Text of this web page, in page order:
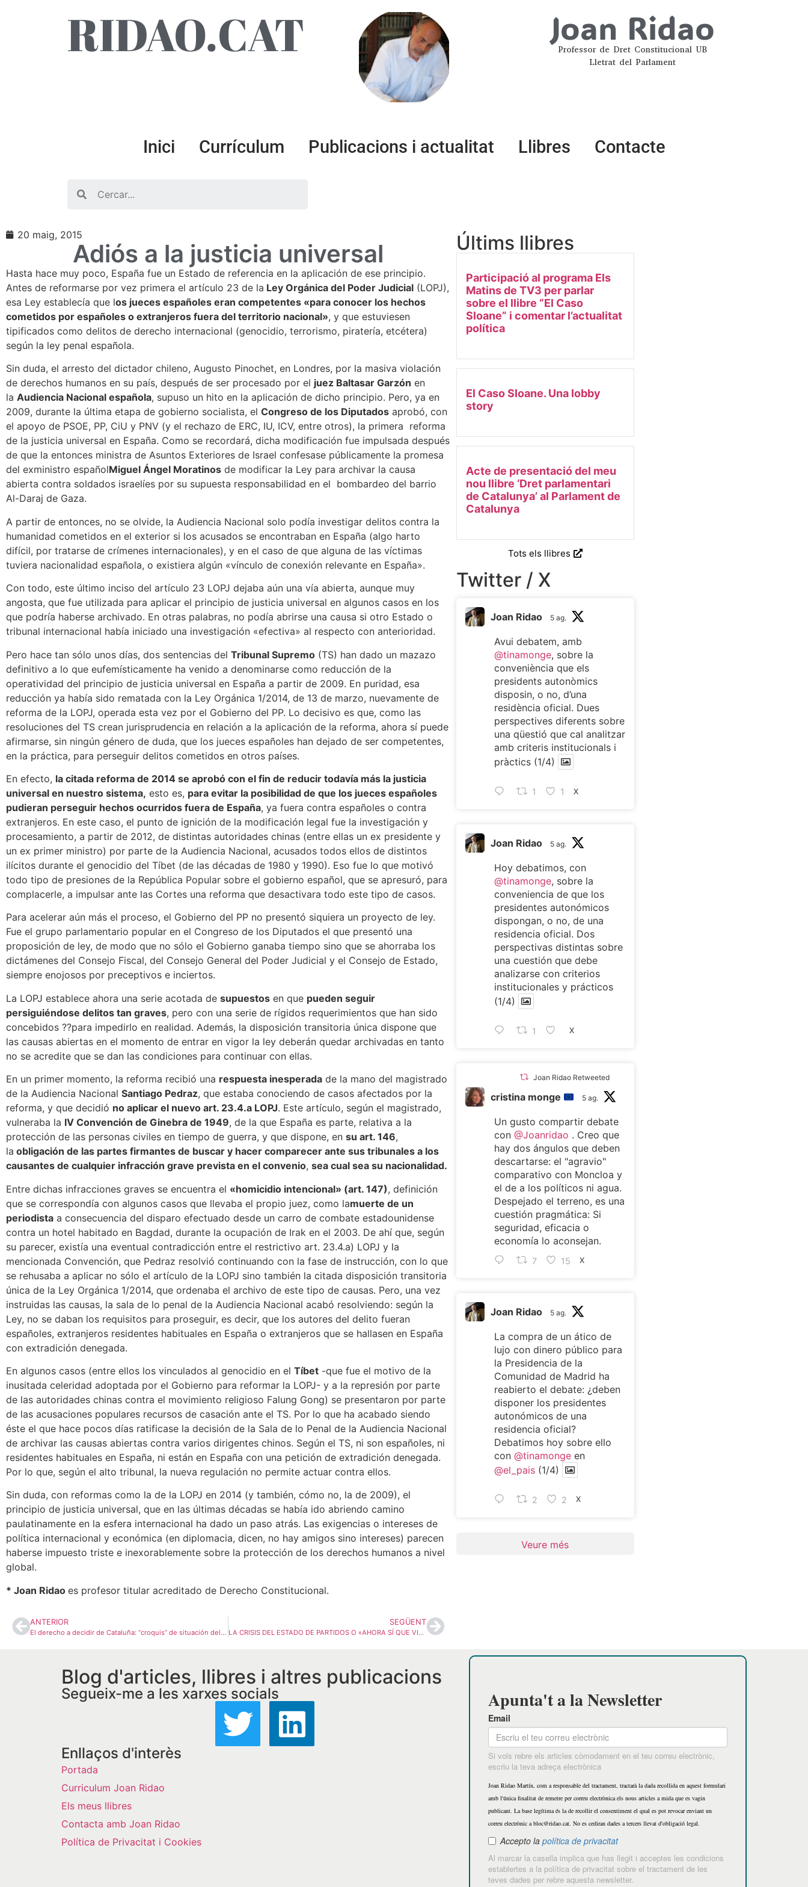
RIDAO.CAT Joan Ridao
Professor de Dret Constitucional UB
Lletrat del Parlament
Inici Currículum Publicacions i actualitat Llibres Contacte
20 maig, 2015
Adiós a la justicia universal
Hasta hace muy poco, España fue un Estado de referencia en la aplicación de ese principio.
Antes de reformarse por vez primera el artículo 23 de la Ley Orgánica del Poder Judicial (LOPJ),
esa Ley establecía que los jueces españoles eran competentes «para conocer los hechos
cometidos por españoles o extranjeros fuera del territorio nacional», y que estuviesen
tipificados como delitos de derecho internacional (genocidio, terrorismo, piratería, etcétera)
según la ley penal española.
Sin duda, el arresto del dictador chileno, Augusto Pinochet, en Londres, por la masiva violación
de derechos humanos en su país, después de ser procesado por el juez Baltasar Garzón en
la Audiencia Nacional española, supuso un hito en la aplicación de dicho principio. Pero, ya en
2009, durante la última etapa de gobierno socialista, el Congreso de los Diputados aprobó, con
el apoyo de PSOE, PP, CiU y PNV (y el rechazo de ERC, IU, ICV, entre otros), la primera reforma
de la justicia universal en España. Como se recordará, dicha modificación fue impulsada después
de que la entonces ministra de Asuntos Exteriores de Israel confesase públicamente la promesa
del exministro españolMiguel Ángel Moratinos de modificar la Ley para archivar la causa
abierta contra soldados israelíes por su supuesta responsabilidad en el bombardeo del barrio
Al-Daraj de Gaza.
A partir de entonces, no se olvide, la Audiencia Nacional solo podía investigar delitos contra la
humanidad cometidos en el exterior si los acusados se encontraban en España (algo harto
difícil, por tratarse de crímenes internacionales), y en el caso de que alguna de las víctimas
tuviera nacionalidad española, o existiera algún «vínculo de conexión relevante en España».
Con todo, este último inciso del artículo 23 LOPJ dejaba aún una vía abierta, aunque muy
angosta, que fue utilizada para aplicar el principio de justicia universal en algunos casos en los
que podría haberse archivado. En otras palabras, no podía abrirse una causa si otro Estado o
tribunal internacional había iniciado una investigación «efectiva» al respecto con anterioridad.
Pero hace tan sólo unos días, dos sentencias del Tribunal Supremo (TS) han dado un mazazo
definitivo a lo que eufemísticamente ha venido a denominarse como reducción de la
operatividad del principio de justicia universal en España a partir de 2009. En puridad, esa
reducción ya había sido rematada con la Ley Orgánica 1/2014, de 13 de marzo, nuevamente de
reforma de la LOPJ, operada esta vez por el Gobierno del PP. Lo decisivo es que, como las
resoluciones del TS crean jurisprudencia en relación a la aplicación de la reforma, ahora sí puede
afirmarse, sin ningún género de duda, que los jueces españoles han dejado de ser competentes,
en la práctica, para perseguir delitos cometidos en otros países.
En efecto, la citada reforma de 2014 se aprobó con el fin de reducir todavía más la justicia
universal en nuestro sistema, esto es, para evitar la posibilidad de que los jueces españoles
pudieran perseguir hechos ocurridos fuera de España, ya fuera contra españoles o contra
extranjeros. En este caso, el punto de ignición de la modificación legal fue la investigación y
procesamiento, a partir de 2012, de distintas autoridades chinas (entre ellas un ex presidente y
un ex primer ministro) por parte de la Audiencia Nacional, acusados todos ellos de distintos
ilícitos durante el genocidio del Tíbet (de las décadas de 1980 y 1990). Eso fue lo que motivó
todo tipo de presiones de la República Popular sobre el gobierno español, que se apresuró, para
complacerle, a impulsar ante las Cortes una reforma que desactivara todo este tipo de casos.
Para acelerar aún más el proceso, el Gobierno del PP no presentó siquiera un proyecto de ley.
Fue el grupo parlamentario popular en el Congreso de los Diputados el que presentó una
proposición de ley, de modo que no sólo el Gobierno ganaba tiempo sino que se ahorraba los
dictámenes del Consejo Fiscal, del Consejo General del Poder Judicial y el Consejo de Estado,
siempre enojosos por preceptivos e inciertos.
La LOPJ establece ahora una serie acotada de supuestos en que pueden seguir
persiguiéndose delitos tan graves, pero con una serie de rígidos requerimientos que han sido
concebidos ??para impedirlo en realidad. Además, la disposición transitoria única dispone que
las causas abiertas en el momento de entrar en vigor la ley deberán quedar archivadas en tanto
no se acredite que se dan las condiciones para continuar con ellas.
En un primer momento, la reforma recibió una respuesta inesperada de la mano del magistrado
de la Audiencia Nacional Santiago Pedraz, que estaba conociendo de casos afectados por la
reforma, y que decidió no aplicar el nuevo art. 23.4.a LOPJ. Este artículo, según el magistrado,
vulneraba la IV Convención de Ginebra de 1949, de la que España es parte, relativa a la
protección de las personas civiles en tiempo de guerra, y que dispone, en su art. 146,
la obligación de las partes firmantes de buscar y hacer comparecer ante sus tribunales a los
causantes de cualquier infracción grave prevista en el convenio, sea cual sea su nacionalidad.
Entre dichas infracciones graves se encuentra el «homicidio intencional» (art. 147), definición
que se correspondía con algunos casos que llevaba el propio juez, como lamuerte de un
periodista a consecuencia del disparo efectuado desde un carro de combate estadounidense
contra un hotel habitado en Bagdad, durante la ocupación de Irak en el 2003. De ahí que, según
su parecer, existía una eventual contradicción entre el restrictivo art. 23.4.a) LOPJ y la
mencionada Convención, que Pedraz resolvió continuando con la fase de instrucción, con lo que
se rehusaba a aplicar no sólo el artículo de la LOPJ sino también la citada disposición transitoria
única de la Ley Orgánica 1/2014, que ordenaba el archivo de este tipo de causas. Pero, una vez
instruidas las causas, la sala de lo penal de la Audiencia Nacional acabó resolviendo: según la
Ley, no se daban los requisitos para proseguir, es decir, que los autores del delito fueran
españoles, extranjeros residentes habituales en España o extranjeros que se hallasen en España
con extradición denegada.
En algunos casos (entre ellos los vinculados al genocidio en el Tíbet -que fue el motivo de la
inusitada celeridad adoptada por el Gobierno para reformar la LOPJ- y a la represión por parte
de las autoridades chinas contra el movimiento religioso Falung Gong) se presentaron por parte
de las acusaciones populares recursos de casación ante el TS. Por lo que ha acabado siendo
éste el que hace pocos días ratificase la decisión de la Sala de lo Penal de la Audiencia Nacional
de archivar las causas abiertas contra varios dirigentes chinos. Según el TS, ni son españoles, ni
residentes habituales en España, ni están en España con una petición de extradición denegada.
Por lo que, según el alto tribunal, la nueva regulación no permite actuar contra ellos.
Sin duda, con reformas como la de la LOPJ en 2014 (y también, cómo no, la de 2009), el
principio de justicia universal, que en las últimas décadas se había ido abriendo camino
paulatinamente en la esfera internacional ha dado un paso atrás. Las exigencias o intereses de
política internacional y económica (en diplomacia, dicen, no hay amigos sino intereses) parecen
haberse impuesto triste e inexorablemente sobre la protección de los derechos humanos a nivel
global.
* Joan Ridao es profesor titular acreditado de Derecho Constitucional.
ANTERIOR
El derecho a decidir de Cataluña: “croquis” de situación del llamado proceso catalan.
SEGÜENT
LA CRISIS DEL ESTADO DE PARTIDOS O «AHORA SÍ QUE VIENE EL LOBO»
Últims llibres
Participació al programa Els
Matins de TV3 per parlar
sobre el llibre “El Caso
Sloane” i comentar l’actualitat
política
El Caso Sloane. Una lobby
story
Acte de presentació del meu
nou llibre ‘Dret parlamentari
de Catalunya’ al Parlament de
Catalunya
Tots els llibres
Twitter / X
Joan Ridao 5 ag.
Avui debatem, amb
@tinamonge, sobre la
conveniència que els
presidents autonòmics
disposin, o no, d’una
residència oficial. Dues
perspectives diferents sobre
una qüestió que cal analitzar
amb criteris institucionals i
pràctics (1/4)
1 1 X
Joan Ridao 5 ag.
Hoy debatimos, con
@tinamonge, sobre la
conveniencia de que los
presidentes autonómicos
dispongan, o no, de una
residencia oficial. Dos
perspectivas distintas sobre
una cuestión que debe
analizarse con criterios
institucionales y prácticos
(1/4)
1 X
Joan Ridao Retweeted
cristina monge 5 ag.
Un gusto compartir debate
con @Joanridao . Creo que
hay dos ángulos que deben
descartarse: el "agravio"
comparativo con Moncloa y
el de a los políticos ni agua.
Despejado el terreno, es una
cuestión pragmática: Si
seguridad, eficacia o
economía lo aconsejan.
7 15 X
Joan Ridao 5 ag.
La compra de un ático de
lujo con dinero público para
la Presidencia de la
Comunidad de Madrid ha
reabierto el debate: ¿deben
disponer los presidentes
autonómicos de una
residencia oficial?
Debatimos hoy sobre ello
con @tinamongeen
@el_pais(1/4)
2 2 X
Veure més
Blog d'articles, llibres i altres publicacions
Segueix-me a les xarxes socials
Enllaços d'interès
Portada
Curriculum Joan Ridao
Els meus llibres
Contacta amb Joan Ridao
Política de Privacitat i Cookies